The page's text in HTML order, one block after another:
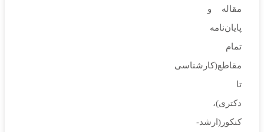
مقاله و
پایان‌نامه
تمام
مقاطع(کارشناسی
تا
دکتری)،
کنکور(ارشد-